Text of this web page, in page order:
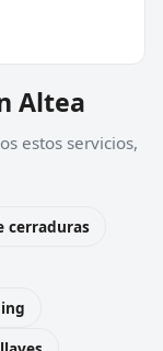
Altea
estos servicios,
cerraduras